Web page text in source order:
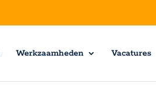
Werkzaamheden Vacatures